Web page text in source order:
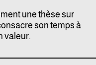
une thèse sur
son temps à
valeur.